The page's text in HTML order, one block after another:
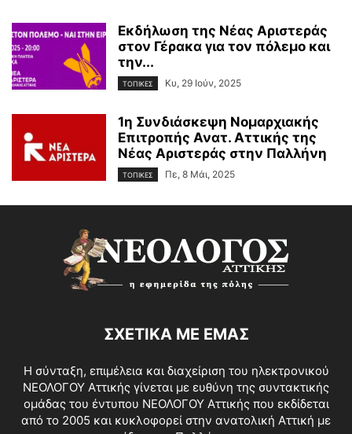
Εκδήλωση της Νέας Αριστεράς
στον Γέρακα για τον πόλεμο και
την...
ΤΟΠΙΚΕΣ Κυ, 29 Ιούν, 2025
1η Συνδιάσκεψη Νομαρχιακής
Επιτροπής Ανατ. Αττικής της
Νέας Αριστεράς στην Παλλήνη
ΤΟΠΙΚΕΣ Πε, 8 Μάι, 2025
ΣΧΕΤΙΚΑ ΜΕ ΕΜΑΣ
Η σύνταξη, επιμέλεια και διαχείριση του ηλεκτρονικού
ΝΕΟΛΟΓΟΥ Αττικής γίνεται με ευθύνη της συντακτικής
ομάδας του έντυπου ΝΕΟΛΟΓΟΥ Αττικής που εκδίδεται
από το 2005 και κυκλοφορεί στην ανατολική Αττική με